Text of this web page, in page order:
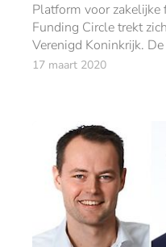
Platform voor zakelijke
Funding Circle trekt
Verenigd Koninkrijk.
hoog in vergelijking
17 maart 2020